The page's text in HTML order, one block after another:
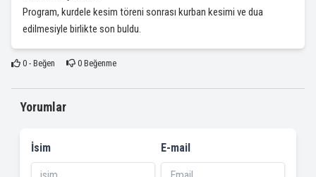
Program, kurdele kesim töreni sonrası kurban kesimi ve dua
edilmesiyle birlikte son buldu.
0- Beğen 0Beğenme
Yorumlar
İsim E-mail